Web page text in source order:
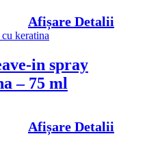
Afișare Detalii
in spray
– 75 ml
Afișare Detalii